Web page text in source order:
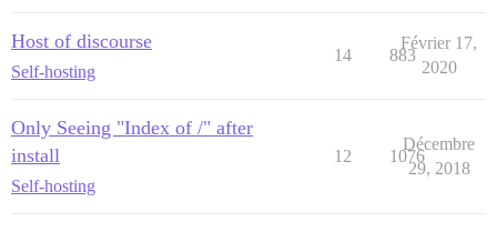
Host of discourse
Self-hosting
14 883
Février 17,
2020
Only Seeing "Index of /" after
install
Self-hosting
12 1076
Décembre
29, 2018